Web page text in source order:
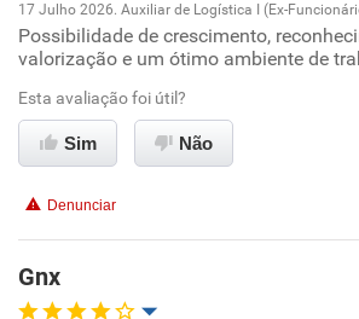
Conciliação com a vida familiar
Recomenda esta empresa
Oportunidade de promoção
Ambiente de trabalho
Conciliação com a vida familiar
17 Julho 2026. Auxiliar de Logística I (Ex-
Possibilidade de crescimento,
valorização e um ótimo ambiente de
Esta avaliação foi útil?
Sim Não
Denunciar
Gnx